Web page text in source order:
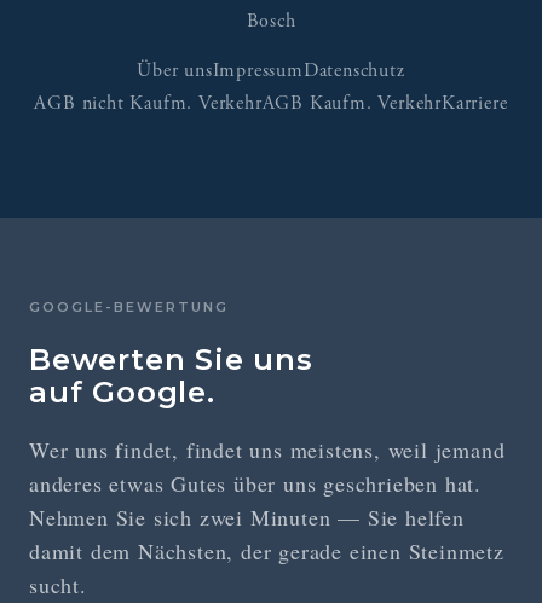
Bosch
Über unsImpressumDatenschutz
AGB nicht Kaufm. VerkehrAGB Kaufm. VerkehrKarriere
GOOGLE-BEWERTUNG
Bewerten Sie uns
auf Google.
Wer uns findet, findet uns meistens, weil jemand
anderes etwas Gutes über uns geschrieben hat.
Nehmen Sie sich zwei Minuten — Sie helfen
damit dem Nächsten, der gerade einen Steinmetz
sucht.